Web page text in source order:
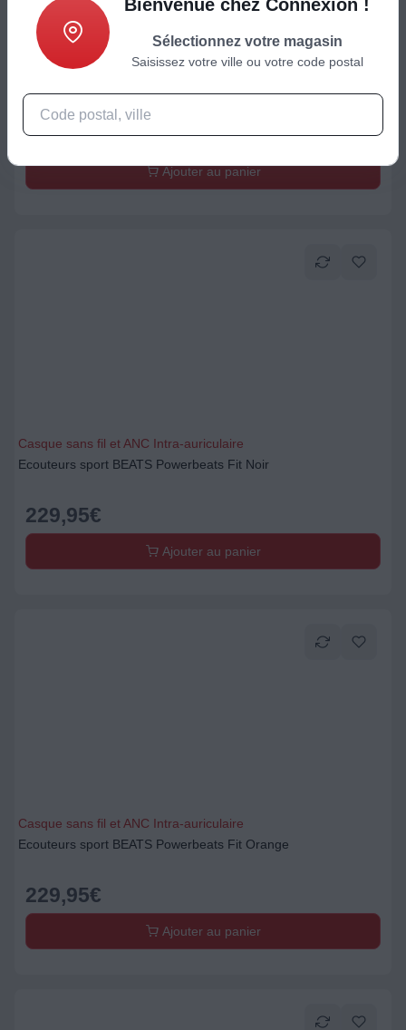
Casque sans fil et ANC Intra-auriculaire
229,95€
Ajouter au panier
Casque sans fil et ANC Intra-auriculaire
Ecouteurs sport BEATS Powerbeats Fit Noir
229,95€
Ajouter au panier
Casque sans fil et ANC Intra-auriculaire
Ecouteurs sport BEATS Powerbeats Fit Orange
229,95€
Ajouter au panier
Bienvenue chez Connexion !
Sélectionnez votre magasin
Saisissez votre ville ou votre code postal